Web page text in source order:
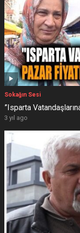
Sokağın Sesi
”Isparta
3 yıl ago